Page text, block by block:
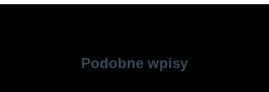
Podobne wpisy